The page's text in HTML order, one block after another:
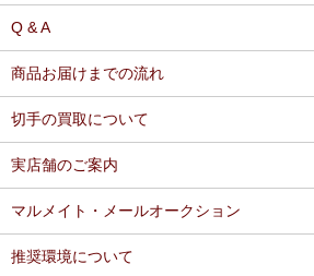
Q & A
商品お届けまでの流れ
切手の買取について
実店舗のご案内
マルメイト・メールオークション
推奨環境について